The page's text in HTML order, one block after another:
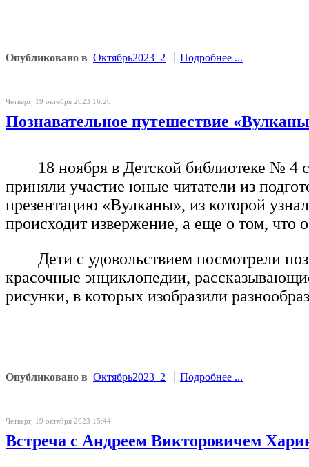
Опубликовано в Октябрь2023_2 Подробнее ...
Четверг, 19 октября 2023 16:20
Познавательное путешествие
18 ноября в Детской библиотеке № 4
приняли участие юные читатели из
презентацию «Вулканы», из которой
происходит извержение, а еще о том, что
Дети с удовольствием посмотрели
красочные энциклопедии,
рисунки, в которых изобразили
Опубликовано в Октябрь2023_2 Подробнее ...
Четверг, 19 октября 2023 15:44
Встреча с Андреем Викторовичем